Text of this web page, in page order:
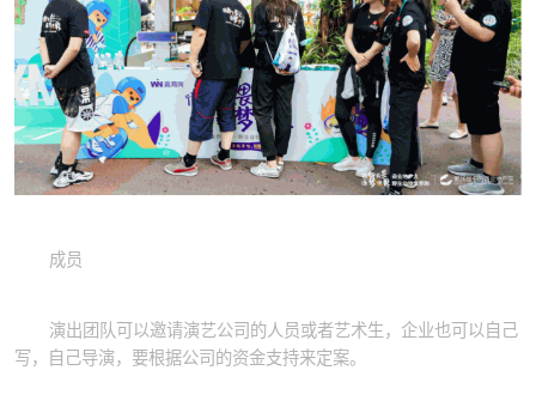
成员
演出团队可以邀请演艺公司的人员或者艺术生，企业也可以自己
写，自己导演，要根据公司的资金支持来定案。